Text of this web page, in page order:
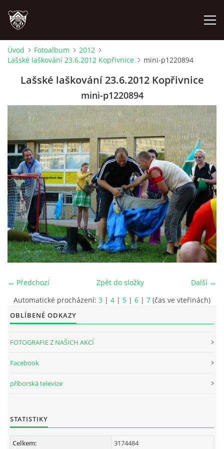
ÚVOD
PROBĚHLÉ AKCE
NOVINKY
FOTOALBUM
VIDEA
INTERNÍ SEKCE
Úvod Fotoalbum
2012
Lašské laškování 23.6.2012 Kopřivnice
mini-p1220894
Lašské laškování 23.6.2012 Kopřivnice
mini-p1220894
← Předchozí Další →
Zpět do složky
Automatické procházení: 3 | 4 | 5 | 6 | 7 (čas ve vteřinách)
OBLÍBENÉ ODKAZY
FOTOGRAFIE Z NAŠICH AKCÍ
Facebook
příborská televize
STATISTIKY
Celkem: 3174484